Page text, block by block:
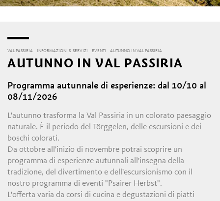
VAL PASSIRIA INFORMAZIONI & SERVIZI EVENTI AUTUNNO IN VAL PASSIRIA
AUTUNNO IN VAL PASSIRIA
Programma autunnale di esperienze: dal 10/10 al
08/11/2026
L'autunno trasforma la Val Passiria in un colorato paesaggio
naturale. È il periodo del Törggelen, delle escursioni e dei
boschi colorati.
Da ottobre all'inizio di novembre potrai scoprire un
programma di esperienze autunnali all'insegna della
tradizione, del divertimento e dell'escursionismo con il
nostro programma di eventi "Psairer Herbst".
L'offerta varia da corsi di cucina e degustazioni di piatti